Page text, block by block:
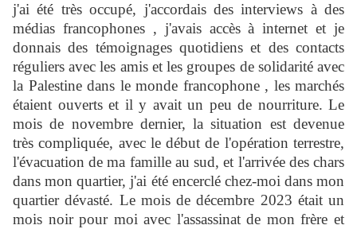
j'ai été très occupé, j'accordais des interviews à des
médias francophones , j'avais accès à internet et je
donnais des témoignages quotidiens et des contacts
réguliers avec les amis et les groupes de solidarité avec
la Palestine dans le monde francophone , les marchés
étaient ouverts et il y avait un peu de nourriture. Le
mois de novembre dernier, la situation est devenue
très compliquée, avec le début de l'opération terrestre,
l'évacuation de ma famille au sud, et l'arrivée des chars
dans mon quartier, j'ai été encerclé chez-moi dans mon
quartier dévasté. Le mois de décembre 2023 était un
mois noir pour moi avec l'assassinat de mon frère et